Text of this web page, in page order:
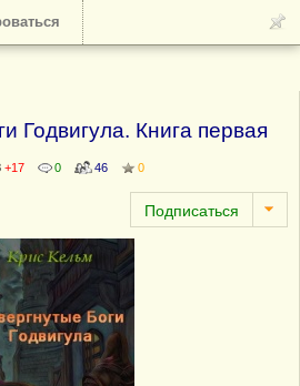
Годвигула. Книга первая
+17 0 46 0